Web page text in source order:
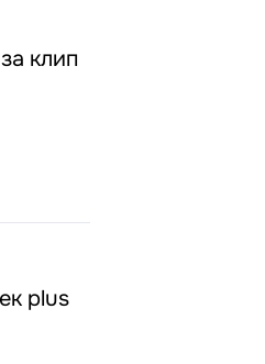
клип
plus